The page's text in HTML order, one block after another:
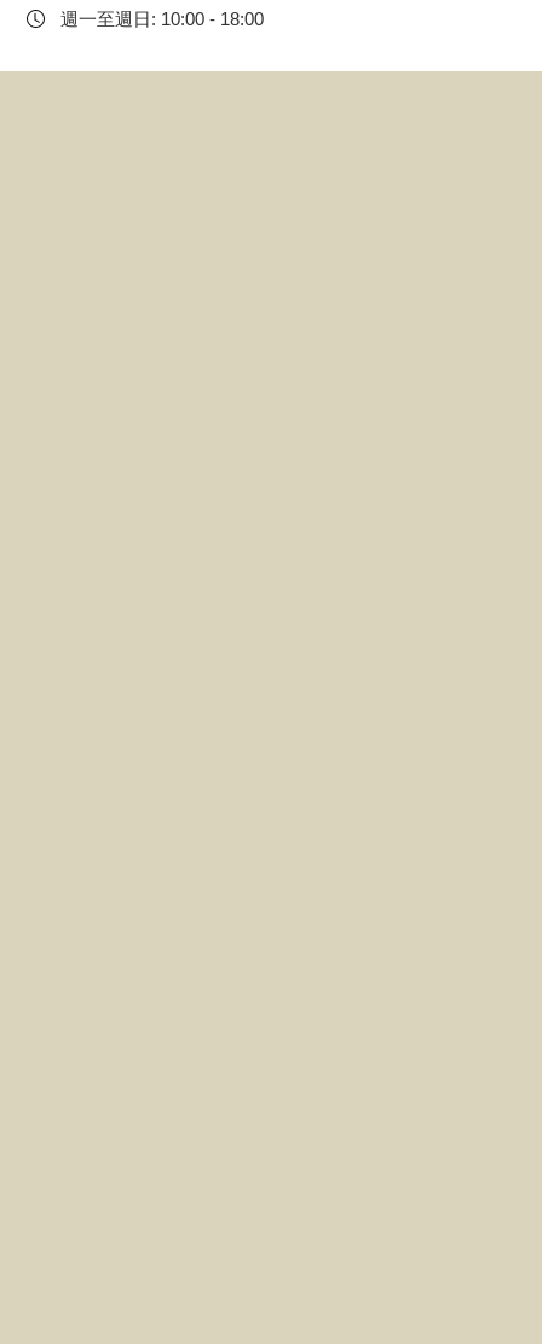
週一至週日: 10:00 - 18:00